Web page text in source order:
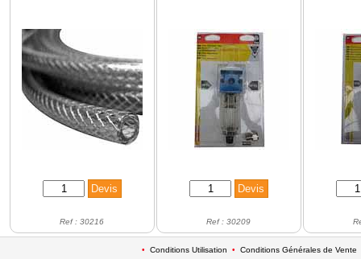
Ref : 30216 Ref : 30209
• Conditions Utilisation • Conditions Générales de Vente